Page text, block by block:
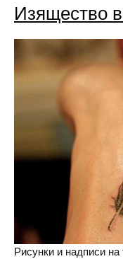
Изящество
Рисунки и надписи